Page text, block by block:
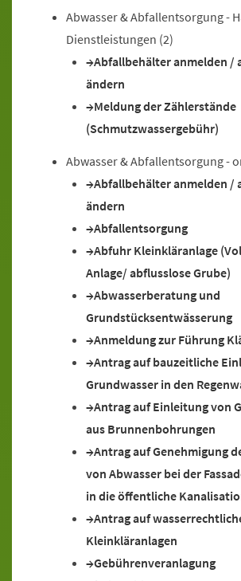
Abwasser & Abfallentsorgung -
Dienstleistungen (2)
Abfallbehälter anmelden /
ändern
Meldung der Zählerstände
(Schmutzwassergebühr)
Abwasser & Abfallentsorgung -
Abfallbehälter anmelden /
ändern
Abfallentsorgung
Abfuhr Kleinkläranlage
Anlage/ abflusslose Grube)
Abwasserberatung und
Grundstücksentwässerung
Anmeldung zur Führung
Antrag auf bauzeitliche
Grundwasser in den
Antrag auf Einleitung von
aus Brunnenbohrungen
Antrag auf Genehmigung
von Abwasser bei der
in die öffentliche
Antrag auf
Kleinkläranlagen
Gebührenveranlagung